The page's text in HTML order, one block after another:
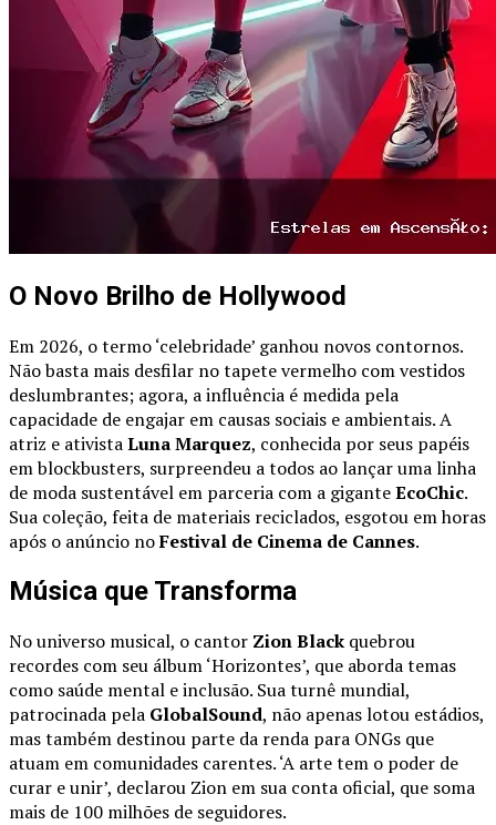
O Novo Brilho de Hollywood
Em 2026, o termo ‘celebridade’ ganhou novos contornos.
Não basta mais desfilar no tapete vermelho com vestidos
deslumbrantes; agora, a influência é medida pela
capacidade de engajar em causas sociais e ambientais. A
atriz e ativistaLuna Marquez, conhecida por seus papéis
em blockbusters, surpreendeu a todos ao lançar uma linha
de moda sustentável em parceria com a giganteEcoChic.
Sua coleção, feita de materiais reciclados, esgotou em horas
após o anúncio noFestival de Cinema de Cannes.
Música que Transforma
No universo musical, o cantor Zion Black quebrou
recordes com seu álbum ‘Horizontes’, que aborda temas
como saúde mental e inclusão. Sua turnê mundial,
patrocinada pela GlobalSound, não apenas lotou estádios,
mas também destinou parte da renda para ONGs que
atuam em comunidades carentes. ‘A arte tem o poder de
curar e unir’, declarou Zion em sua conta oficial, que soma
mais de 100 milhões de seguidores.